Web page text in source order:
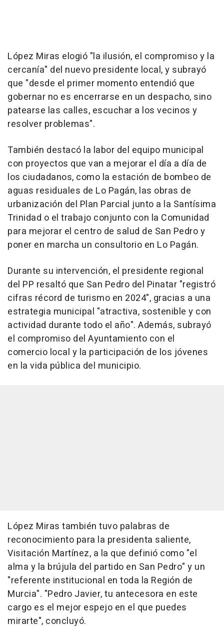
López Miras elogió "la ilusión, el compromiso y la
cercanía" del nuevo presidente local, y subrayó
que "desde el primer momento entendió que
gobernar no es encerrarse en un despacho, sino
patearse las calles, escuchar a los vecinos y
resolver problemas".
También destacó la labor del equipo municipal
con proyectos que van a mejorar el día a día de
los ciudadanos, como la estación de bombeo de
aguas residuales de Lo Pagán, las obras de
urbanización del Plan Parcial junto a la Santísima
Trinidad o el trabajo conjunto con la Comunidad
para mejorar el centro de salud de San Pedro y
poner en marcha un consultorio en Lo Pagán.
Durante su intervención, el presidente regional
del PP resaltó que San Pedro del Pinatar "registró
cifras récord de turismo en 2024", gracias a una
estrategia municipal "atractiva, sostenible y con
actividad durante todo el año". Además, subrayó
el compromiso del Ayuntamiento con el
comercio local y la participación de los jóvenes
en la vida pública del municipio.
López Miras también tuvo palabras de
reconocimiento para la presidenta saliente,
Visitación Martínez, a la que definió como "el
alma y la brújula del partido en San Pedro" y un
"referente institucional en toda la Región de
Murcia". "Pedro Javier, tu antecesora en este
cargo es el mejor espejo en el que puedes
mirarte", concluyó.